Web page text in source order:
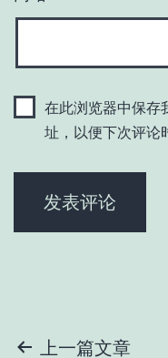
在此浏览器中保存
址，以便下次评论
上一篇文章